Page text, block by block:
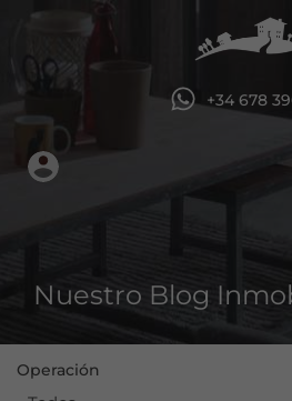
+34 678
Nuestro Blog
Operación